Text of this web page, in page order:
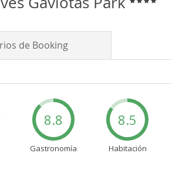
de Booking
8.8
Gastronomía
8.5
Habitación